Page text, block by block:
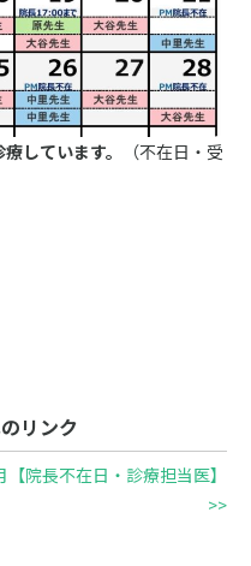
しています。
（不在日・受
リンク
【院長不在日・診療担当医】
>>